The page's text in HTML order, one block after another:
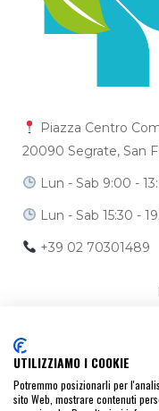
Piazza Centro
20090 Segrate, San
Lun - Sab 9:00 -
Lun - Sab 15:30 -
+39 02 70301489
UTILIZZIAMO I COOKIE
Potremmo posizionarli per
sito Web, mostrare contenuti